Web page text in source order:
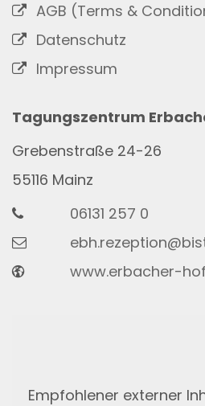
AGB (Terms &
Datenschutz
Impressum
Tagungszentrum
Grebenstraße 24-26
55116 Mainz
06131 257 0
www.erbacher-
Empfohlener externer